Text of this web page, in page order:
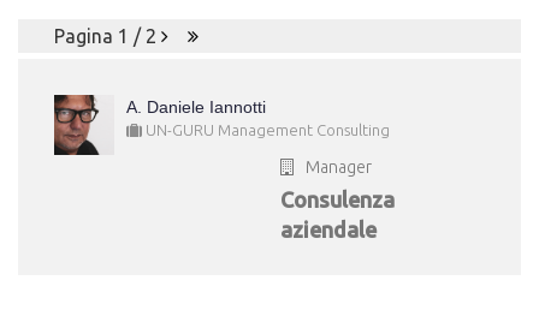
Pagina 1 / 2
A. Daniele Iannotti
UN-GURU Management Consulting
Manager
Consulenza
aziendale